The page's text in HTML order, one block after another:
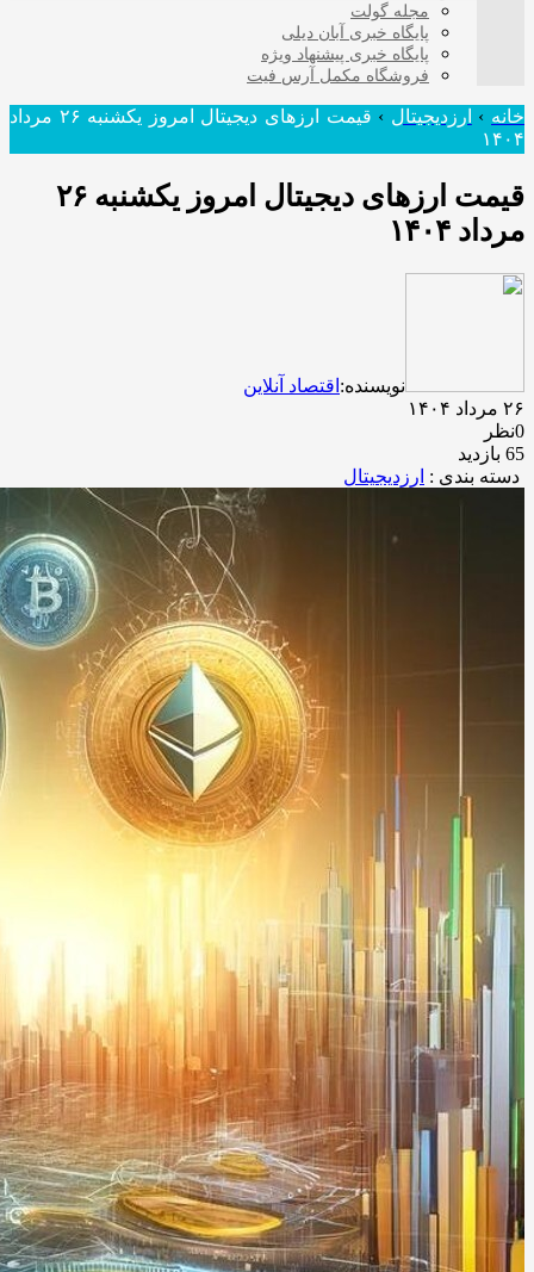
مجله گولت
پایگاه خبری آبان دیلی
پایگاه خبری پیشنهاد ویژه
فروشگاه مکمل آرس فیت
خانه › ارزدیجیتال ›
قیمت ارز‌های دیجیتال امروز یکشنبه ۲۶ مرداد
۱۴۰۴
قیمت ارز‌های دیجیتال امروز یکشنبه ۲۶
مرداد ۱۴۰۴
نویسنده: اقتصاد آنلاین
۲۶ مرداد ۱۴۰۴
0نظر
65 بازدید
دسته بندی : ارزدیجیتال